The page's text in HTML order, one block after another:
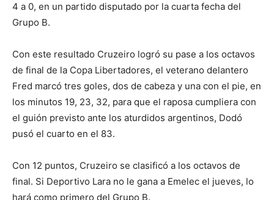
4 a 0, en un partido disputado por la cuarta fecha del
Grupo B.
Con este resultado Cruzeiro logró su pase a los octavos
de final de la Copa Libertadores, el veterano delantero
Fred marcó tres goles, dos de cabeza y una con el pie, en
los minutos 19, 23, 32, para que el raposa cumpliera con
el guión previsto ante los aturdidos argentinos, Dodó
pusó el cuarto en el 83.
Con 12 puntos, Cruzeiro se clasificó a los octavos de
final. Si Deportivo Lara no le gana a Emelec el jueves, lo
hará como primero del Grupo B.